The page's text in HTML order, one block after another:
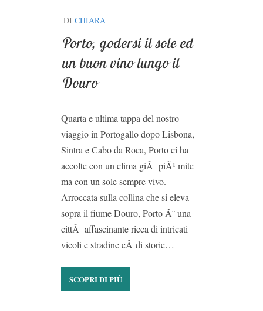
DI CHIARA
Porto, godersi il sole ed
un buon vino lungo il
Douro
Quarta e ultima tappa del nostro
viaggio in Portogallo dopo Lisbona,
Sintra e Cabo da Roca, Porto ci ha
accolte con un clima giÃ piÃ¹ mite
ma con un sole sempre vivo.
Arroccata sulla collina che si eleva
sopra il fiume Douro, Porto Ã¨ una
cittÃ affascinante ricca di intricati
vicoli e stradine eÂ di storie…
SCOPRI DI PIÙ